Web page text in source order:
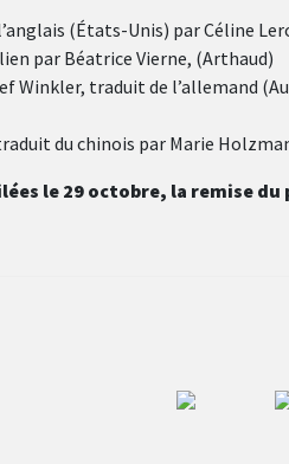
(États-Unis) par Céline
par Béatrice Vierne, (Arthaud)
Winkler, traduit de l’allemand
du chinois par Marie
le 29 octobre, la remise du